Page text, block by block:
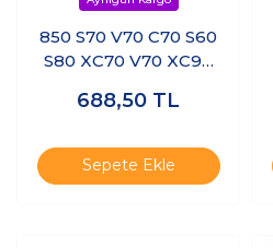
850 S70 V70 C70 S60
S80 XC70 V70 XC90
Burcu Ön
688,50 TL
Sepete Ekle